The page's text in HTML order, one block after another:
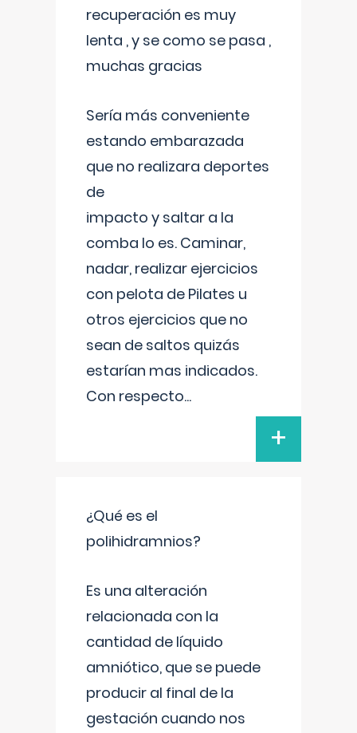
recuperación es muy
lenta , y se como se pasa ,
muchas gracias
Sería más conveniente
estando embarazada
que no realizara deportes
de
impacto y saltar a la
comba lo es. Caminar,
nadar, realizar ejercicios
con pelota de Pilates u
otros ejercicios que no
sean de saltos quizás
estarían mas indicados.
Con respecto...
+
¿Qué es el
polihidramnios?
Es una alteración
relacionada con la
cantidad de líquido
amniótico, que se puede
producir al final de la
gestación cuando nos